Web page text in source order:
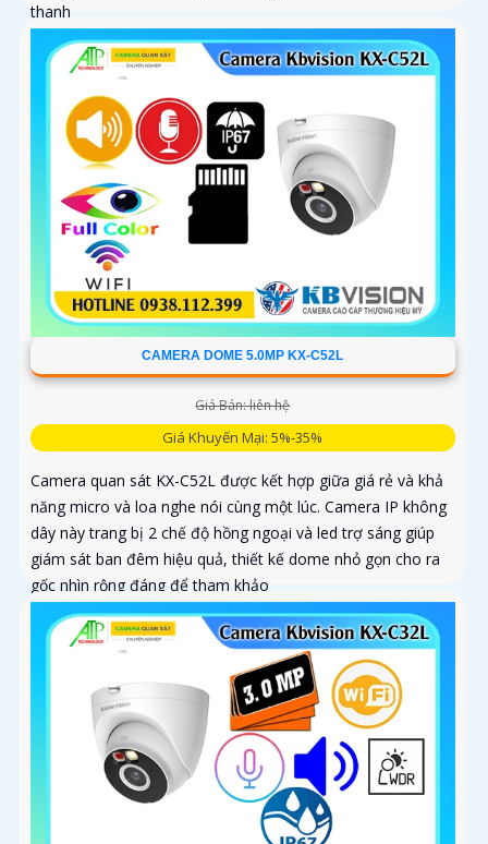
thanh
CAMERA DOME 5.0MP KX-C52L
Giá Bán: liên hệ
Giá Khuyến Mại: 5%-35%
Camera quan sát KX-C52L được kết hợp giữa giá rẻ và khả
năng micro và loa nghe nói cùng một lúc. Camera IP không
dây này trang bị 2 chế độ hồng ngoại và led trợ sáng giúp
giám sát ban đêm hiệu quả, thiết kế dome nhỏ gọn cho ra
gốc nhìn rộng đáng để tham khảo